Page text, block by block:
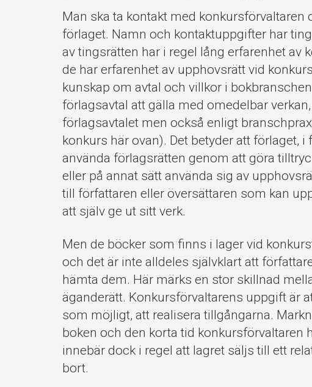
Man ska ta kontakt med
förlaget. Namn och kontaktuppgifter har
av tingsrätten har i regel lång erfarenhet av
de har erfarenhet av upphovsrätt vid
kunskap om avtal och villkor i
förlagsavtal att gälla med omedelbar
förlagsavtalet men också enligt
konkurs här ovan). Det betyder att förlaget,
använda förlagsrätten genom att göra
eller på annat sätt använda sig av
till författaren eller översättaren som kan
att själv ge ut sitt verk.
Men de böcker som finns i lager vid
och det är inte alldeles självklart att
hämta dem. Här märks en stor skillnad
äganderätt. Konkursförvaltarens uppgift är
som möjligt, att realisera tillgångarna.
boken och den korta tid konkursförvaltaren
innebär dock i regel att lagret säljs till ett
bort.